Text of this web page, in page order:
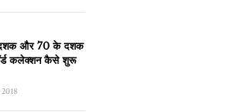
और 70 के दशक
कलेक्शन कैसे शुरू